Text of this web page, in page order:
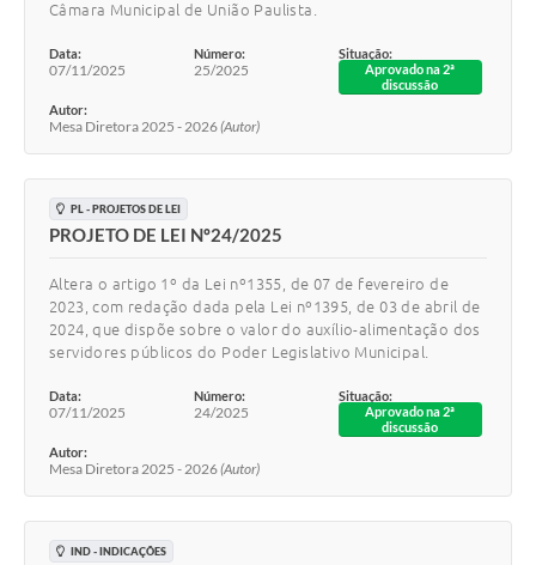
Câmara Municipal de União Paulista.
Data:
07/11/2025
Número:
25/2025
Situação:
Aprovado na 2ª
discussão
Autor:
Mesa Diretora 2025 - 2026(Autor)
PL - PROJETOS DE LEI
PROJETO DE LEI Nº24/2025
Altera o artigo 1º da Lei nº1355, de 07 de fevereiro de
2023, com redação dada pela Lei nº1395, de 03 de abril de
2024, que dispõe sobre o valor do auxílio-alimentação dos
servidores públicos do Poder Legislativo Municipal.
Data:
07/11/2025
Número:
24/2025
Situação:
Aprovado na 2ª
discussão
Autor:
Mesa Diretora 2025 - 2026(Autor)
IND - INDICAÇÕES